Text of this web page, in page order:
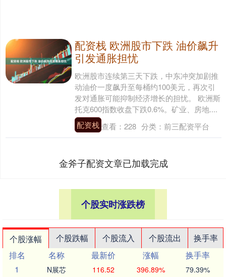
配资栈 欧洲股市下跌 油价飙升
引发通胀担忧
欧洲股市连续第三天下跌，中东冲突加剧推
动油价一度飙升至每桶约100美元，再次引
发对通胀可能抑制经济增长的担忧。 欧洲斯
托克600指数收盘下跌0.6%。矿业、房地....
配资栈查看： 228 分类： 前三配资平台
金斧子配资文章已加载完成
个股实时涨跌榜
个股涨幅 个股跌幅 个股流入 个股流出
换手率
排名
名称 最新价 涨幅
换手率
1
N展芯 116.52 396.89% 79.39%